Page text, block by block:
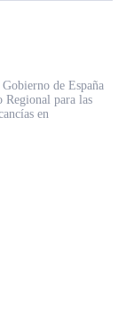
de España
Regional para las
en